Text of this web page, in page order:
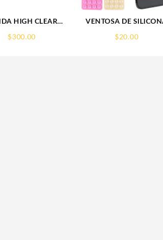
HIGH CLEAR
WEKOVER
$300.00
VENTOSA DE
$20.00